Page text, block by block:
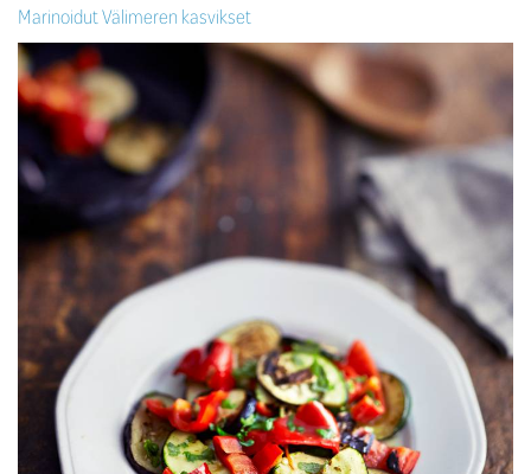
Marinoidut Välimeren kasvikset